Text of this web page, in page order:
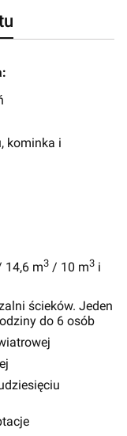
kominka i
14,6 m3 / 10 m3 i
ścieków. Jeden
do 6 osób